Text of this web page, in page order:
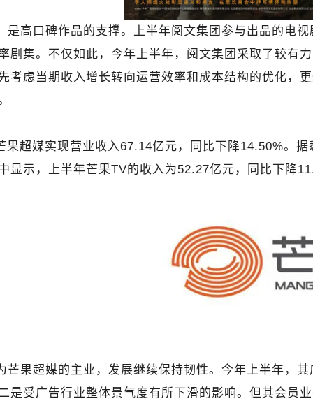
是高口碑作品的支撑。上半年阅文集团参与出品的电
剧集。不仅如此，今年上半年，阅文集团采取了较有
考虑当期收入增长转向运营效率和成本结构的优化，
果超媒实现营业收入67.14亿元，同比下降14.50%。
显示，上半年芒果TV的收入为52.27亿元，同比下降
芒果超媒的主业，发展继续保持韧性。今年上半年，
是受广告行业整体景气度有所下滑的影响。但其会